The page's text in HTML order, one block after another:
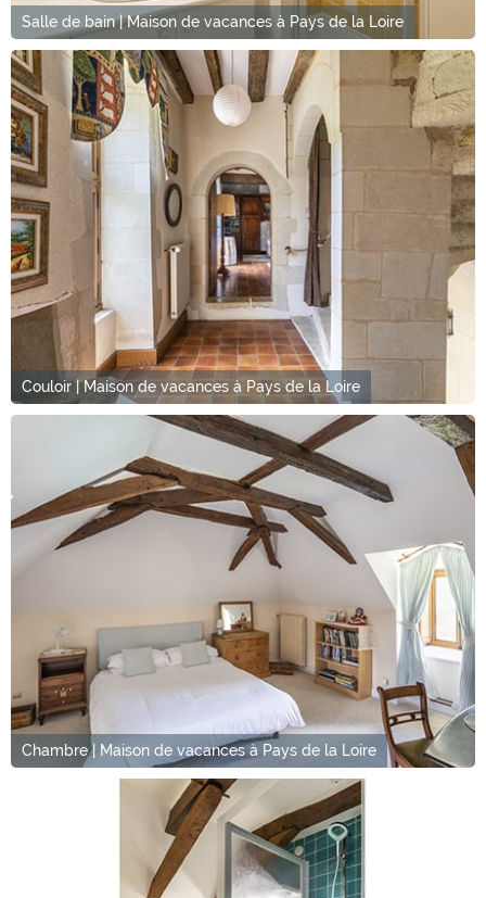
Salle de bain | Maison de vacances à Pays de la Loire
Couloir | Maison de vacances à Pays de la Loire
Chambre | Maison de vacances à Pays de la Loire